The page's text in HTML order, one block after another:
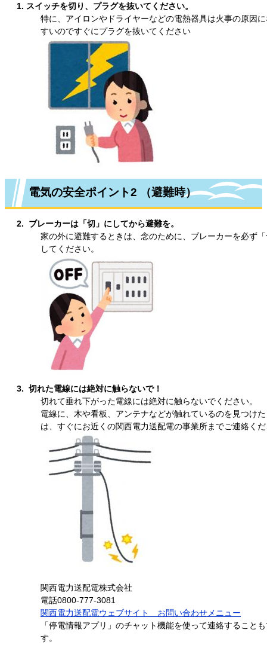
1. スイッチを切り、プラグを抜いてください。
特に、アイロンやドライヤーなどの電熱器具は火事の原因
すいのですぐにプラグを抜いてください
電気の安全ポイント2 （避難時）
2. ブレーカーは「切」にしてから避難を。
家の外に避難するときは、念のために、ブレーカーを必ず
してください。
3. 切れた電線には絶対に触らないで！
切れて垂れ下がった電線には絶対に触らないでください。
電線に、木や看板、アンテナなどが触れているのを見つけ
は、すぐにお近くの関西電力送配電の事業所までご連絡く
関西電力送配電株式会社
電話0800-777-3081
関西電力送配電ウェブサイト お問い合わせメニュー
「停電情報アプリ」のチャット機能を使って連絡すること
す。